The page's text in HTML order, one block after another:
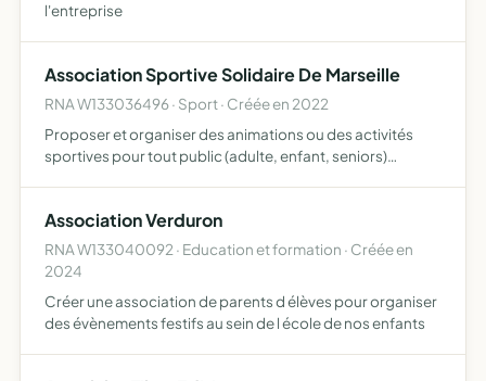
l'entreprise
Association Sportive Solidaire De Marseille
RNA W133036496 · Sport · Créée en 2022
Proposer et organiser des animations ou des activités
sportives pour tout public (adulte, enfant, seniors)
respe…
Association Verduron
RNA W133040092 · Education et formation · Créée en
2024
Créer une association de parents d élèves pour organiser
des évènements festifs au sein de l école de nos enfants